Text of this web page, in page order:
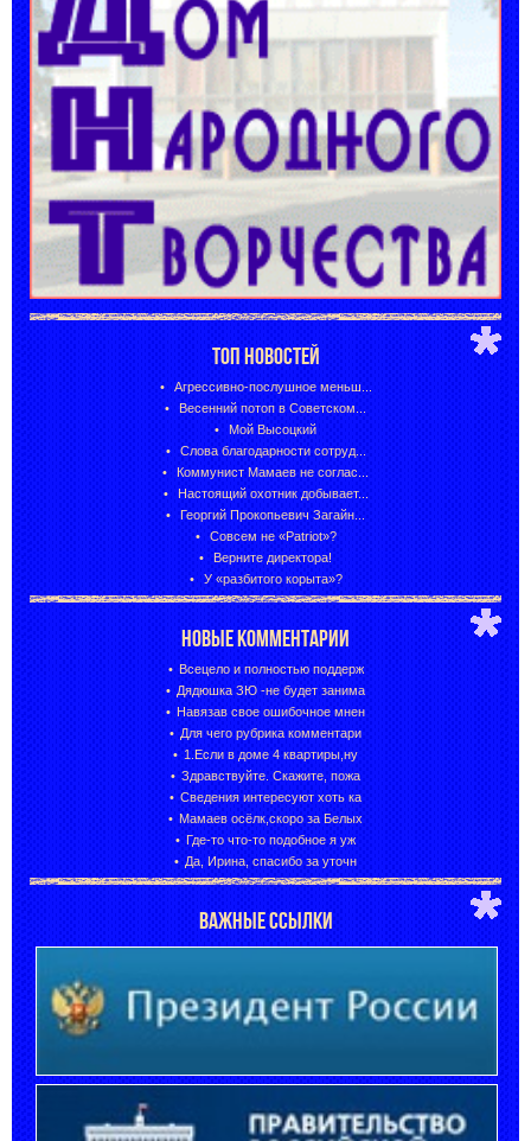
ТОП НОВОСТЕЙ
Агрессивно-послушное меньш...
Весенний потоп в Советском...
Мой Высоцкий
Слова благодарности сотруд...
Коммунист Мамаев не соглас...
Настоящий охотник добывает...
Георгий Прокопьевич Загайн...
Совсем не «Patriot»?
Верните директора!
У «разбитого корыта»?
НОВЫЕ КОММЕНТАРИИ
Всецело и полностью поддерж
Дядюшка ЗЮ -не будет занима
Навязав свое ошибочное мнен
Для чего рубрика комментари
1.Если в доме 4 квартиры,ну
Здравствуйте. Скажите, пожа
Сведения интересуют хоть ка
Мамаев осёлк,скоро за Белых
Где-то что-то подобное я уж
Да, Ирина, спасибо за уточн
ВАЖНЫЕ ССЫЛКИ